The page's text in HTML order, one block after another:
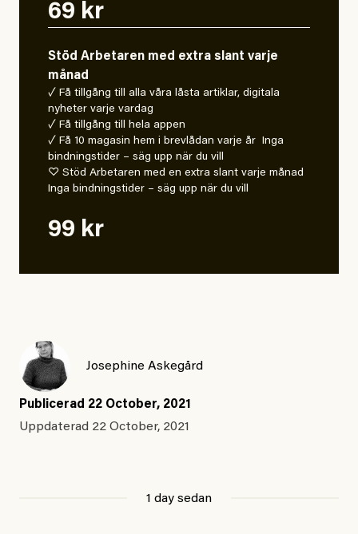
69 kr
Stöd Arbetaren med extra slant varje
månad
✓ Få tillgång till alla våra låsta artiklar, digitala
nyheter varje vardag
✓ Få tillgång till hela appen
✓ Få 10 magasin hem i brevlådan varje år Inga
bindningstider – säg upp när du vill
♡ Stöd Arbetaren med en extra slant varje månad
Inga bindningstider – säg upp när du vill
99 kr
Josephine Askegård
Publicerad 22 October, 2021
Uppdaterad 22 October, 2021
1 day sedan